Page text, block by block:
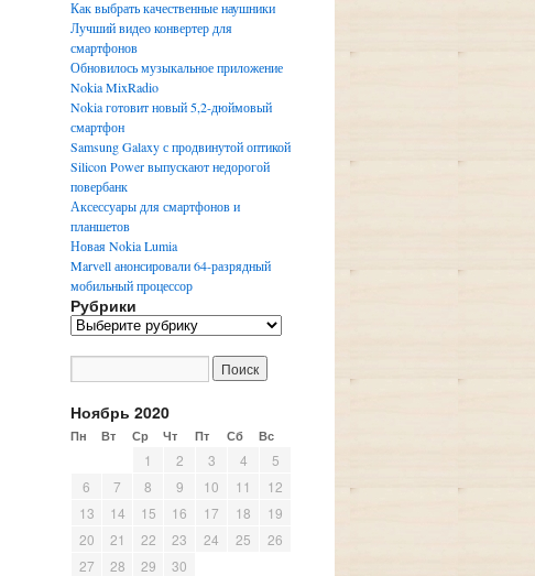
Как выбрать качественные наушники
Лучший видео конвертер для
смартфонов
Обновилось музыкальное приложение
Nokia MixRadio
Nokia готовит новый 5,2-дюймовый
смартфон
Samsung Galaxy с продвинутой оптикой
Silicon Power выпускают недорогой
повербанк
Аксессуары для смартфонов и
планшетов
Новая Nokia Lumia
Marvell анонсировали 64-разрядный
мобильный процессор
Рубрики
Р
р
и
к
и
Ноябрь 2020
Пн Вт Ср Чт Пт Сб Вс
1 2 3 4
5
6
7 8 9 10 11
12
13
14 15 16 17 18
19
20
21 22 23 24 25
26
27
28 29 30